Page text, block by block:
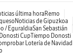
última hora Remo
Noticias de Gipuzkoa
/ EguraldiaSan Sebastián
CupTiempo Donosti
Lotería de Navidad